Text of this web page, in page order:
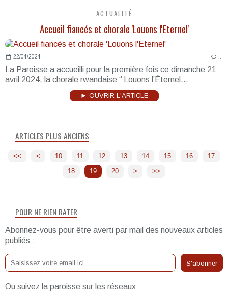
ACTUALITÉ
Accueil fiancés et chorale 'Louons l'Eternel'
22/04/2024
La Paroisse a accueilli pour la première fois ce dimanche 21
avril 2024, la chorale rwandaise ‘’ Louons l’Éternel...
► OUVRIR L'ARTICLE
ARTICLES PLUS ANCIENS
<< < 10 11 12 13 14 15 16
17
18
19 20 30
40
50
60
70
80
90
100
> >>
POUR NE RIEN RATER
Abonnez-vous pour être averti par mail des nouveaux articles
publiés :
Ou suivez la paroisse sur les réseaux :